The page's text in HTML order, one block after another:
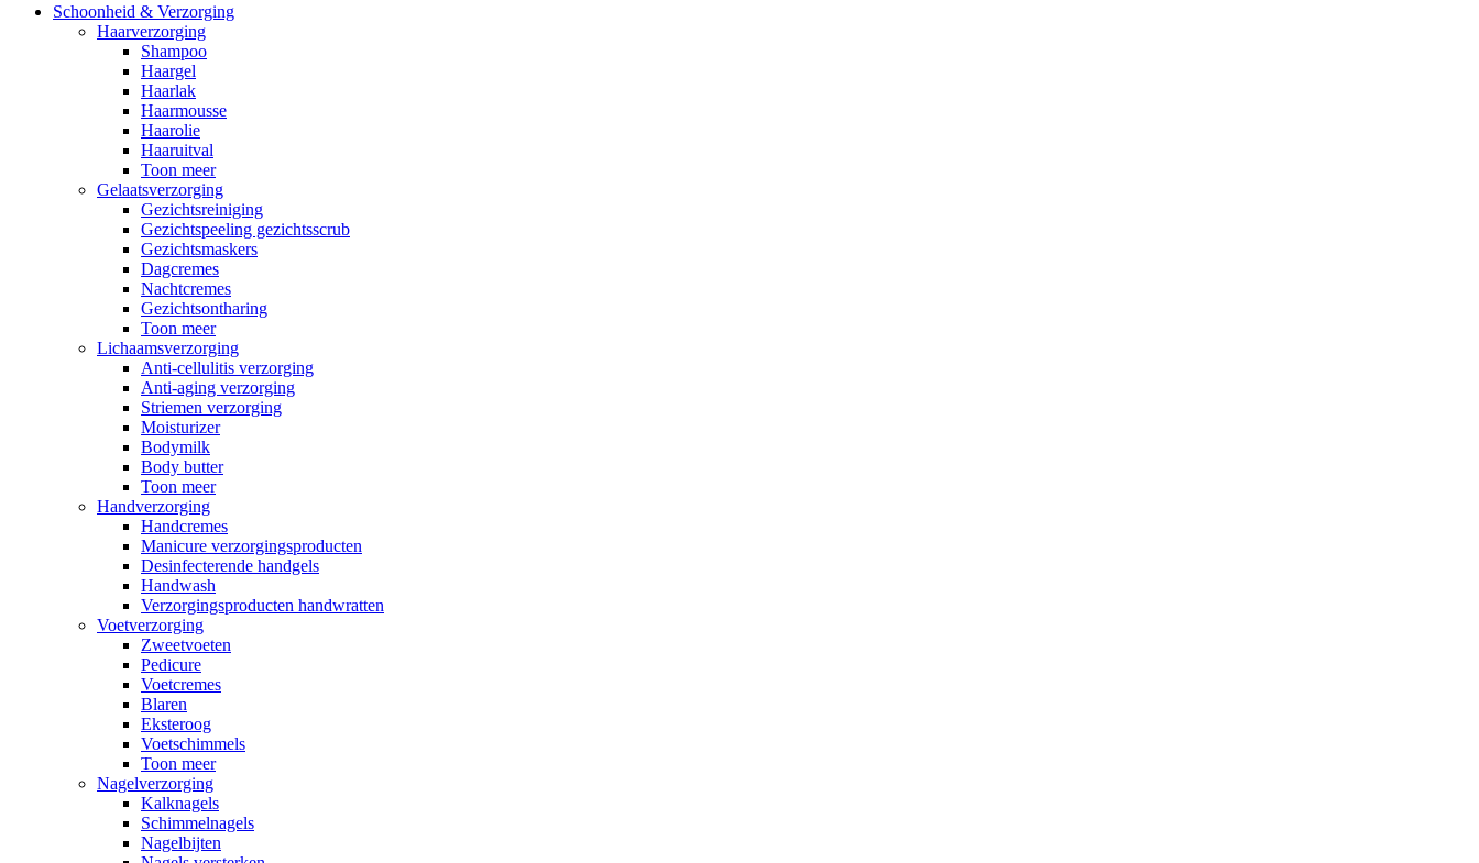
Schoonheid & Verzorging
Haarverzorging
Shampoo
Haargel
Haarlak
Haarmousse
Haarolie
Haaruitval
Toon meer
Gelaatsverzorging
Gezichtsreiniging
Gezichtspeeling gezichtsscrub
Gezichtsmaskers
Dagcremes
Nachtcremes
Gezichtsontharing
Toon meer
Lichaamsverzorging
Anti-cellulitis verzorging
Anti-aging verzorging
Striemen verzorging
Moisturizer
Bodymilk
Body butter
Toon meer
Handverzorging
Handcremes
Manicure verzorgingsproducten
Desinfecterende handgels
Handwash
Verzorgingsproducten handwratten
Voetverzorging
Zweetvoeten
Pedicure
Voetcremes
Blaren
Eksteroog
Voetschimmels
Toon meer
Nagelverzorging
Kalknagels
Schimmelnagels
Nagelbijten